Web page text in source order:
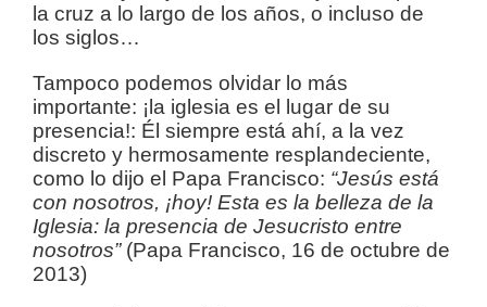
la cruz a lo largo de los años, o incluso de
los siglos…
Tampoco podemos olvidar lo más
importante: ¡la iglesia es el lugar de su
presencia!: Él siempre está ahí, a la vez
discreto y hermosamente resplandeciente,
como lo dijo el Papa Francisco: “Jesús está
con nosotros, ¡hoy! Esta es la belleza de la
Iglesia: la presencia de Jesucristo entre
nosotros”(Papa Francisco, 16 de octubre de
2013)